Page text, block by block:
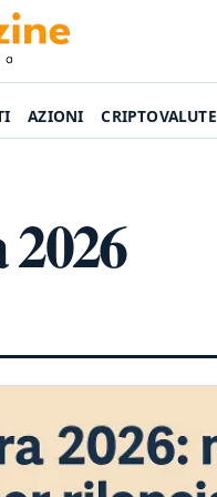
AZIONI CRIPTOVALUTE